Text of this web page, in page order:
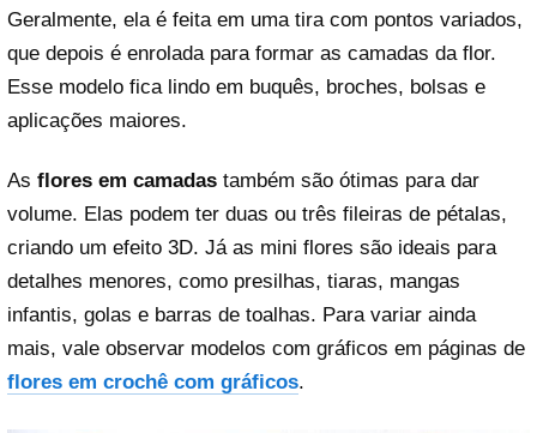
Geralmente, ela é feita em uma tira com pontos variados,
que depois é enrolada para formar as camadas da flor.
Esse modelo fica lindo em buquês, broches, bolsas e
aplicações maiores.
As flores em camadas também são ótimas para dar
volume. Elas podem ter duas ou três fileiras de pétalas,
criando um efeito 3D. Já as mini flores são ideais para
detalhes menores, como presilhas, tiaras, mangas
infantis, golas e barras de toalhas. Para variar ainda
mais, vale observar modelos com gráficos em páginas de
flores em crochê com gráficos.